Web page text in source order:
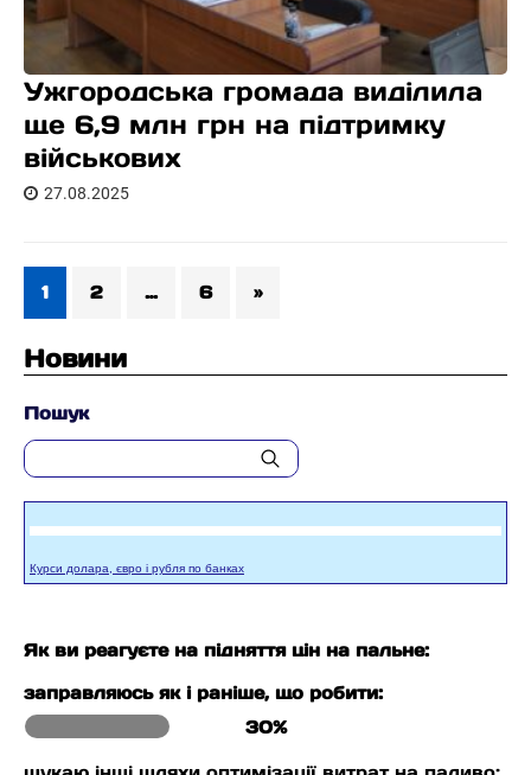
Ужгородська громада виділила
ще 6,9 млн грн на підтримку
військових
27.08.2025
1 2 … 6 »
Новини
Пошук
Курси долара, євро і рубля по банках
Як ви реагуєте на підняття цін на пальне:
заправляюсь як і раніше, що робити:
30%